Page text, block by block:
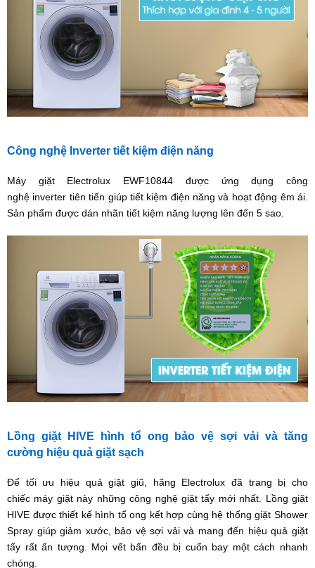
Công nghệ Inverter tiết kiệm điện năng
Máy giặt Electrolux EWF10844 được ứng dụng công
nghệ inverter tiên tiến giúp tiết kiệm điện năng và hoạt động êm ái.
Sản phẩm được dán nhãn tiết kiệm năng lượng lên đến 5 sao.
Lồng giặt HIVE hình tổ ong bảo vệ sợi vải và tăng
cường hiệu quả giặt sạch
Để tối ưu hiệu quả giặt giũ, hãng Electrolux đã trang bị cho
chiếc máy giặt này những công nghệ giặt tẩy mới nhất. Lồng giặt
HIVE được thiết kế hình tổ ong kết hợp cùng hệ thống giặt Shower
Spray giúp giảm xước, bảo vệ sợi vải và mang đến hiệu quả giặt
tẩy rất ấn tượng. Mọi vết bẩn đều bị cuốn bay một cách nhanh
chóng.